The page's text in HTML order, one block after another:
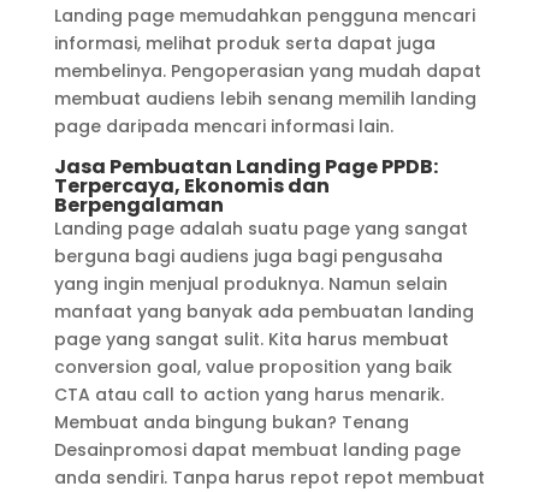
Landing page memudahkan pengguna mencari
informasi, melihat produk serta dapat juga
membelinya. Pengoperasian yang mudah dapat
membuat audiens lebih senang memilih landing
page daripada mencari informasi lain.
Jasa Pembuatan Landing Page PPDB:
Terpercaya, Ekonomis dan
Berpengalaman
Landing page adalah suatu page yang sangat
berguna bagi audiens juga bagi pengusaha
yang ingin menjual produknya. Namun selain
manfaat yang banyak ada pembuatan landing
page yang sangat sulit. Kita harus membuat
conversion goal, value proposition yang baik
CTA atau call to action yang harus menarik.
Membuat anda bingung bukan? Tenang
Desainpromosi dapat membuat landing page
anda sendiri. Tanpa harus repot repot membuat